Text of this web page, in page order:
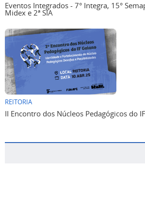
Eventos Integrados - 7° Integra, 15°
Midex e 2ª SIA
REITORIA
II Encontro dos Núcleos Pedagógicos do